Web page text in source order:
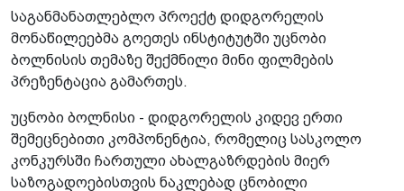
საგანმანათლებლო პროექტ დიდგორელის
მონაწილეებმა გოეთეს ინსტიტუტში უცნობი
ბოლნისის თემაზე შექმნილი მინი ფილმების
პრეზენტაცია გამართეს.
უცნობი ბოლნისი - დიდგორელის კიდევ ერთი
შემეცნებითი კომპონენტია, რომელიც სასკოლო
კონკურსში ჩართული ახალგაზრდების მიერ
საზოგადოებისთვის ნაკლებად ცნობილი